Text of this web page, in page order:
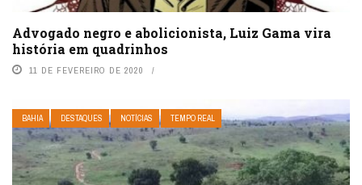
Advogado negro e abolicionista, Luiz Gama vira
história em quadrinhos
11 DE FEVEREIRO DE 2020
BAHIA DESTAQUES NOTÍCIAS TEMPO REAL